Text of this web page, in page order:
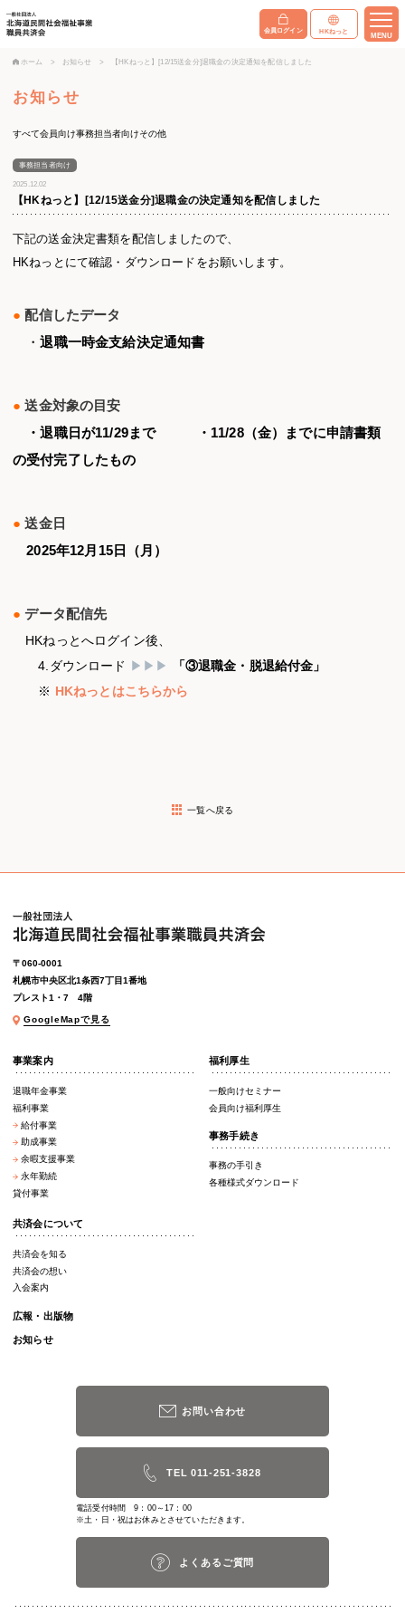
会員ログイン HKねっと
MENU
ホーム > お知らせ > 【HKねっと】[12/15送金分]退職金の決定通知を配信しました
お知らせ
すべて会員向け事務担当者向けその他
事務担当者向け
2025.12.02
【HKねっと】[12/15送金分]退職金の決定通知を配信しました
下記の送金決定書類を配信しましたので、
HKねっとにて確認・ダウンロードをお願いします。
●配信したデータ
・退職一時金支給決定通知書
●送金対象の目安
・退職日が11/29まで ・11/28（金）までに申請書類
の受付完了したもの
●送金日
2025年12月15日（月）
●データ配信先
HKねっとへログイン後、
4.ダウンロード ▶▶▶
「③退職金・脱退給付金」
※ HKねっとはこちらから
一覧へ戻る
〒060-0001
札幌市中央区北1条西7丁目1番地
プレスト1・7 4階
GoogleMapで見る
事業案内
退職年金事業
福利事業
給付事業
助成事業
余暇支援事業
永年勤続
貸付事業
福利厚生
一般向けセミナー
会員向け福利厚生
事務手続き
事務の手引き
各種様式ダウンロード
共済会について
共済会を知る
共済会の想い
入会案内
広報・出版物
お知らせ
お問い合わせ
TEL 011-251-3828
電話受付時間 9：00～17：00
※土・日・祝はお休みとさせていただきます。
よくあるご質問